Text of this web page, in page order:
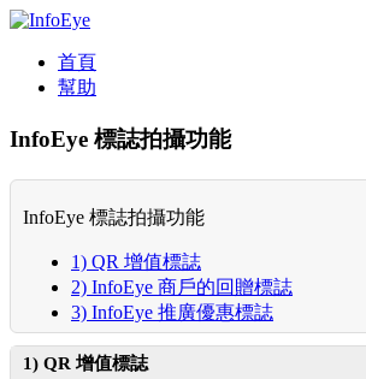
首頁
幫助
InfoEye 標誌拍攝功能
InfoEye 標誌拍攝功能
1) QR 增值標誌
2) InfoEye 商戶的回贈標誌
3) InfoEye 推廣優惠標誌
1) QR 增值標誌